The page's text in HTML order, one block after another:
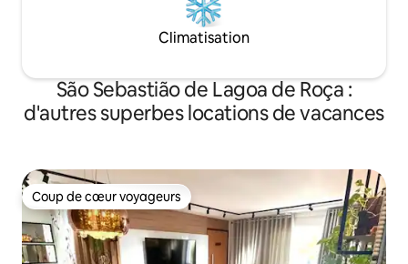
Climatisation
São Sebastião de Lagoa de Roça :
d'autres superbes locations de vacances
Coup de cœur voyageurs
Coup de cœur voyageurs